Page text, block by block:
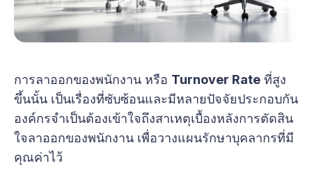
การลาออกของพนักงาน หรือ Turnover Rate ที่สูง
ขึ้นนั้น เป็นเรื่องที่ซับซ้อนและมีหลายปัจจัยประกอบกัน
องค์กรจำเป็นต้องเข้าใจถึงสาเหตุเบื้องหลังการตัดสิน
ใจลาออกของพนักงาน เพื่อวางแผนรักษาบุคลากรที่มี
คุณค่าไว้